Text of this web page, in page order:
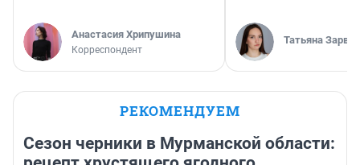
Анастасия Хрипушина
Корреспондент
Татьяна Зарва
РЕКОМЕНДУЕМ
Сезон черники в Мурманской области: